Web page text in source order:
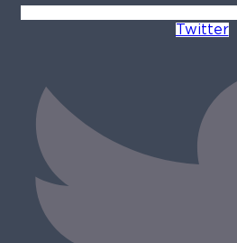
Twitter